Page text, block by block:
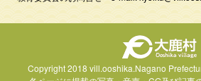
Copyright 2018 vill.ooshika.Nagano